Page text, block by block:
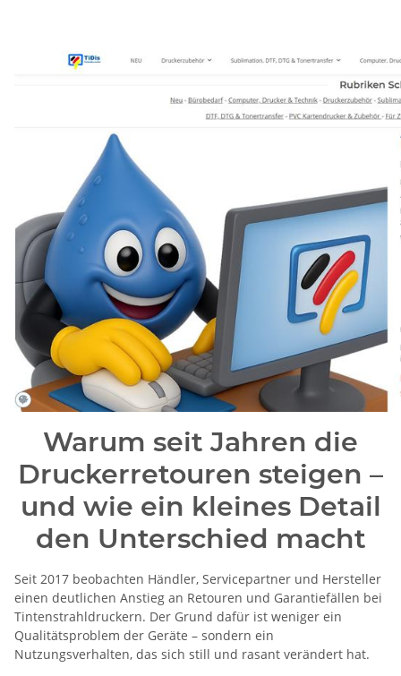
Warum seit Jahren die
Druckerretouren steigen –
und wie ein kleines Detail
den Unterschied macht
Seit 2017 beobachten Händler, Servicepartner und Hersteller
einen deutlichen Anstieg an Retouren und Garantiefällen bei
Tintenstrahldruckern. Der Grund dafür ist weniger ein
Qualitätsproblem der Geräte – sondern ein
Nutzungsverhalten, das sich still und rasant verändert hat.